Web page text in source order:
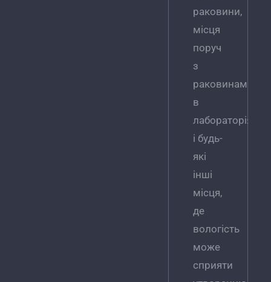
раковини,
місця
поруч
з
раковинами
в
лабораторіях
і будь-
які
інші
місця,
де
вологість
може
сприяти